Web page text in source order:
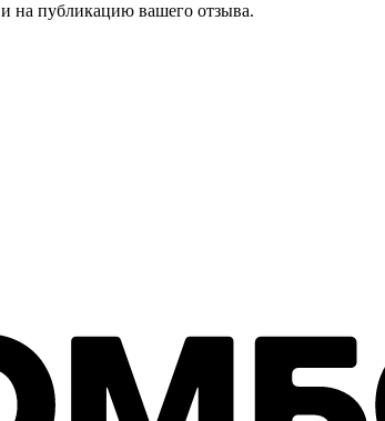
и на публикацию вашего отзыва.